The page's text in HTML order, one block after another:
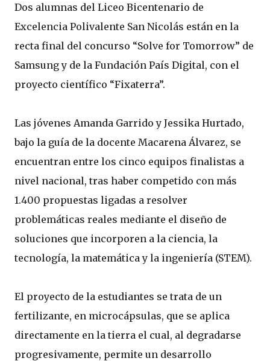
Dos alumnas del Liceo Bicentenario de
Excelencia Polivalente San Nicolás están en la
recta final del concurso “Solve for Tomorrow” de
Samsung y de la Fundación País Digital, con el
proyecto científico “Fixaterra”.
Las jóvenes Amanda Garrido y Jessika Hurtado,
bajo la guía de la docente Macarena Álvarez, se
encuentran entre los cinco equipos finalistas a
nivel nacional, tras haber competido con más
1.400 propuestas ligadas a resolver
problemáticas reales mediante el diseño de
soluciones que incorporen a la ciencia, la
tecnología, la matemática y la ingeniería (STEM).
El proyecto de la estudiantes se trata de un
fertilizante, en microcápsulas, que se aplica
directamente en la tierra el cual, al degradarse
progresivamente, permite un desarrollo